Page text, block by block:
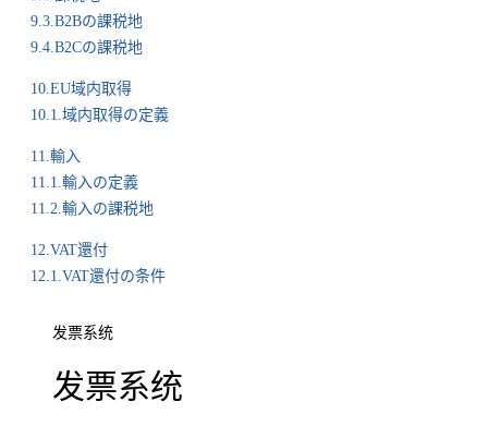
9.3.B2Bの課税地
9.4.B2Cの課税地
10.EU域内取得
10.1.域内取得の定義
11.輸入
11.1.輸入の定義
11.2.輸入の課税地
12.VAT還付
12.1.VAT還付の条件
发票系统
发票系统